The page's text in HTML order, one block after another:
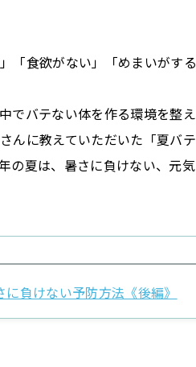
「食欲がない」「めまいがす
バテない体を作る環境を整え
んに教えていただいた「夏バ
の夏は、暑さに負けない、元
負けない予防方法《後編》